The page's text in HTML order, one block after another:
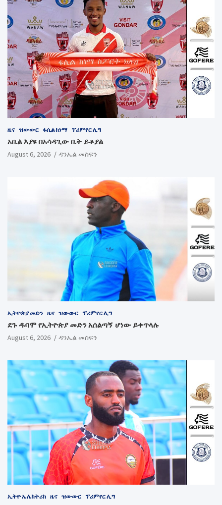
ዜና ዝውውር ፋሲል ከነማ ፕሪምየር ሊግ
አቤል እያዩ በአሳዳጊው ቤት ይቆያል
August 6, 2026 ዳንኤል መስፍን
ኢትዮጵያ መድን ዜና ዝውውር ፕሪምየር ሊግ
ደጉ ዱባሞ የኢትዮጵያ መድን አሰልጣኝ ሆነው ይቀጥላሉ
August 6, 2026 ዳንኤል መስፍን
ኢትዮ ኤሌክትሪክ ዜና ዝውውር ፕሪምየር ሊግ